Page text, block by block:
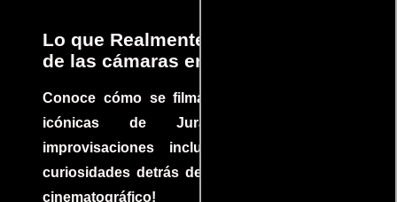
Lo que Realmente Sucedió detrás
de las cámaras en Jurassic Park
Conoce cómo se filmaron algunas escenas
icónicas de Jurassic Park, con
improvisaciones incluidas. ¡Descubre las
curiosidades detrás del rodaje de un clásico
cinematográfico!